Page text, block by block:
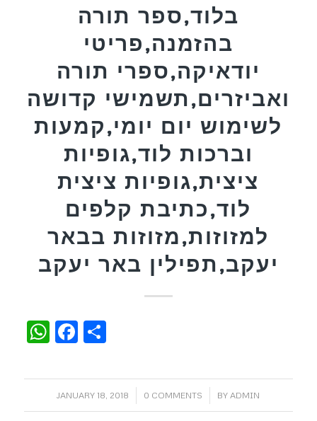
בלוד,ספר תורה
בהזמנה,פריטי
יודאיקה,ספרי תורה
ואביזרים,תשמישי קדושה
לשימוש יום יומי,קמעות
וברכות לוד,גופיות
ציצית,גופיות ציצית
לוד,כתיבת קלפים
למזוזות,מזוזות בבאר
יעקב,תפילין באר יעקב
WhatsApp
Facebook
Share
JANUARY 18, 2018
/ 0 COMMENTS
/ BY ADMIN